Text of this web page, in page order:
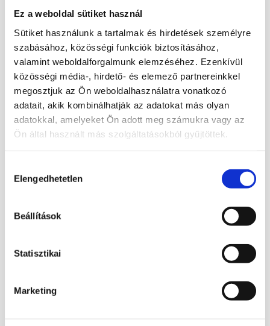
Ez a weboldal sütiket használ
Sütiket használunk a tartalmak és hirdetések személyre
szabásához, közösségi funkciók biztosításához,
valamint weboldalforgalmunk elemzéséhez. Ezenkívül
közösségi média-, hirdető- és elemező partnereinkkel
megosztjuk az Ön weboldalhasználatra vonatkozó
adatait, akik kombinálhatják az adatokat más olyan
adatokkal, amelyeket Ön adott meg számukra vagy az
Ön által használt más szolgáltatásokból gyűjtöttek.
kiválasztása
Elengedhetetlen
Beállítások
Statisztikai
Marketing
Leírás
Válogatott valódi ásványokból készült,
csodás lakás,-iroda,-szalon dekorációs
csomag.
Nyers és csiszolt változatokban.
Egyedi, szemet gyönyörködtető dísze lehet
esetleges jótékony lelki és gyógyhatásairól.
Szett tartalma: szeptária.
Kapcsolódó termékek